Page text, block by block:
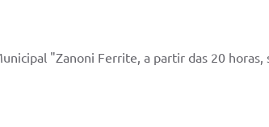
"Zanoni Ferrite, a partir das 20